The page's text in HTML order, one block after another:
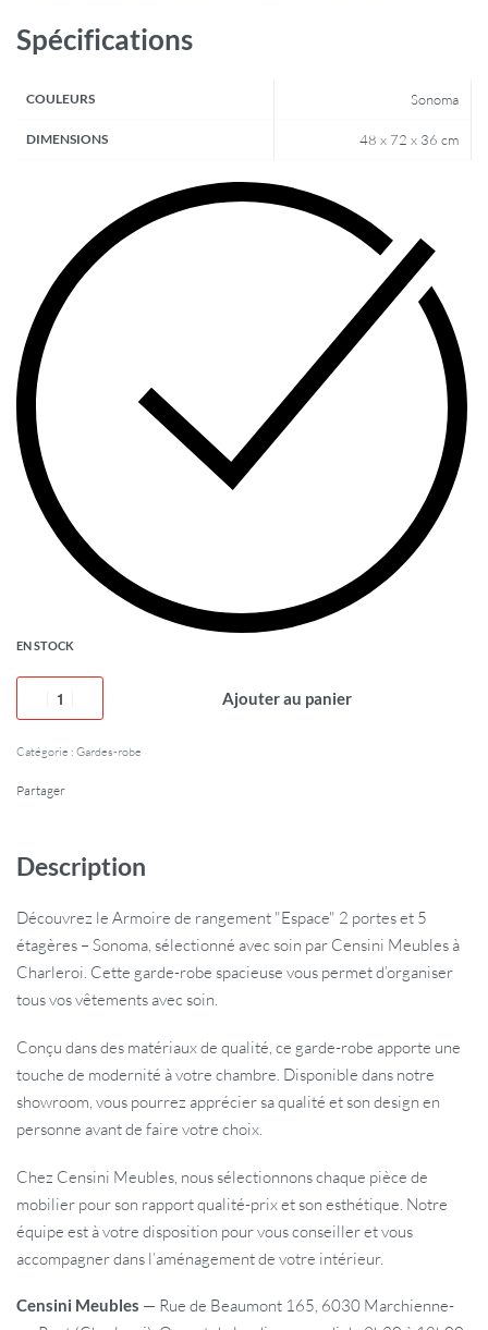
Spécifications
COULEURS Sonoma
DIMENSIONS 48 x 72 x 36 cm
EN STOCK
Ajouter au panier
Catégorie : Gardes-robe
Partager
Description
Découvrez le Armoire de rangement "Espace" 2 portes et 5
étagères – Sonoma, sélectionné avec soin par Censini Meubles à
Charleroi. Cette garde-robe spacieuse vous permet d’organiser
tous vos vêtements avec soin.
Conçu dans des matériaux de qualité, ce garde-robe apporte une
touche de modernité à votre chambre. Disponible dans notre
showroom, vous pourrez apprécier sa qualité et son design en
personne avant de faire votre choix.
Chez Censini Meubles, nous sélectionnons chaque pièce de
mobilier pour son rapport qualité-prix et son esthétique. Notre
équipe est à votre disposition pour vous conseiller et vous
accompagner dans l’aménagement de votre intérieur.
Censini Meubles — Rue de Beaumont 165, 6030 Marchienne-